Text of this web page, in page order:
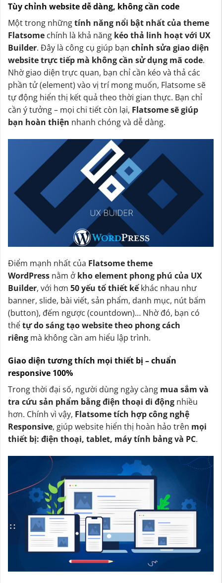
Tùy chỉnh website dễ dàng, không cần code
Một trong nhữngtính năng nổi bật nhất của theme
Flatsome chính là khả năng kéo thả linh hoạt với UX
Builder. Đây là công cụ giúp bạn chỉnh sửa giao diện
website trực tiếp mà không cần sử dụng mã code.
Nhờ giao diện trực quan, bạn chỉ cần kéo và thả các
phần tử (element) vào vị trí mong muốn, Flatsome sẽ
tự động hiển thị kết quả theo thời gian thực. Bạn chỉ
cần ý tưởng – mọi chi tiết còn lại, Flatsome sẽ giúp
bạn hoàn thiện nhanh chóng và dễ dàng.
Điểm mạnh nhất của Flatsome theme
WordPress nằm ở kho element phong phú của UX
Builder, với hơn 50 yếu tố thiết kếkhác nhau như
banner, slide, bài viết, sản phẩm, danh mục, nút bấm
(button), đếm ngược (countdown)… Nhờ đó, bạn có
thểtự do sáng tạo website theo phong cách
riêng mà không cần am hiểu lập trình.
Giao diện tương thích mọi thiết bị – chuẩn
responsive 100%
Trong thời đại số, người dùng ngày càng mua sắm và
tra cứu sản phẩm bằng điện thoại di động nhiều
hơn. Chính vì vậy, Flatsome tích hợp công nghệ
Responsive, giúp website hiển thị hoàn hảo trên mọi
thiết bị: điện thoại, tablet, máy tính bảng và PC.